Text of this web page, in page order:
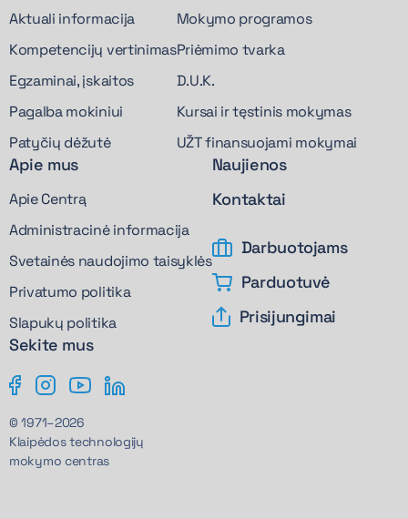
Aktuali informacija
Kompetencijų vertinimas
Egzaminai, įskaitos
Pagalba mokiniui
Patyčių dėžutė
Mokymo programos
Priėmimo tvarka
D.U.K.
Kursai ir tęstinis mokymas
UŽT finansuojami mokymai
Apie mus
Apie Centrą
Administracinė informacija
Svetainės naudojimo taisyklės
Privatumo politika
Slapukų politika
Naujienos
Kontaktai
Darbuotojams
Parduotuvė
Prisijungimai
Sekite mus
© 1971–2026
Klaipėdos technologijų
mokymo centras